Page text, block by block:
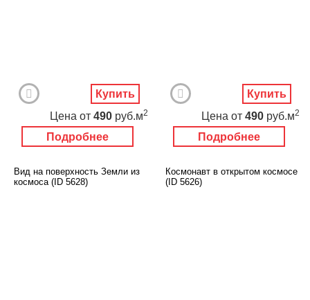
Подробнее
Цена от 490 руб.м2
Купить
Подробнее
Цена от 490 руб.м2
Купить
Вид на поверхность Земли из
космоса (ID 5628)
Космонавт в открытом космосе
(ID 5626)